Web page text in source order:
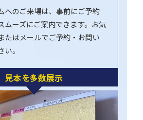
へのご来場は、事前にご予約
ムーズにご案内できます。お気
たはメールでご予約・お問い
。
見本を多数展示